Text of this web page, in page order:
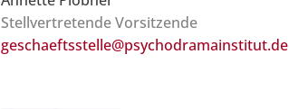
Stellvertretende Vorsitzende
geschaeftsstelle@psychodramainstitut.de